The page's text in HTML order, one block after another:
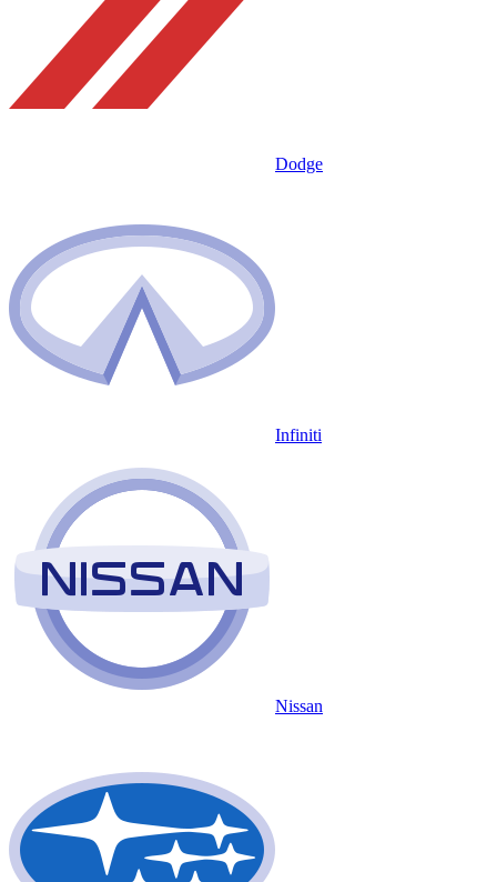
Dodge
Infiniti
Nissan